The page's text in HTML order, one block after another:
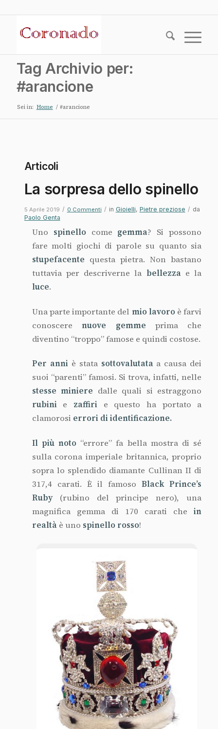
Tag Archivio per:
#arancione
Sei in: Home / #arancione
Articoli
La sorpresa dello spinello
5 Aprile 2019 / 0 Commenti / in Gioielli, Pietre preziose / da
Paolo Genta
Uno spinellocome gemma? Si possono
fare molti giochi di parole su quanto sia
stupefacente questa pietra. Non bastano
tuttavia per descriverne la bellezzae la
luce.
Una parte importante del miolavoroè farvi
conoscerenuove gemme prima che
diventino “troppo” famose e quindi costose.
Per anniè stata sottovalutataa causa dei
suoi “parenti” famosi. Si trova, infatti, nelle
stesse miniere dalle quali si estraggono
rubinie zaffirie questo ha portato a
clamorosi errori di identificazione.
Il più noto “errore” fa bella mostra di sé
sulla corona imperiale britannica, proprio
sopra lo splendido diamante Cullinan II di
317,4 carati. È il famosoBlack Prince’s
Ruby(rubino del principe nero), una
magnifica gemma di 170 carati chein
realtàè uno spinello rosso!